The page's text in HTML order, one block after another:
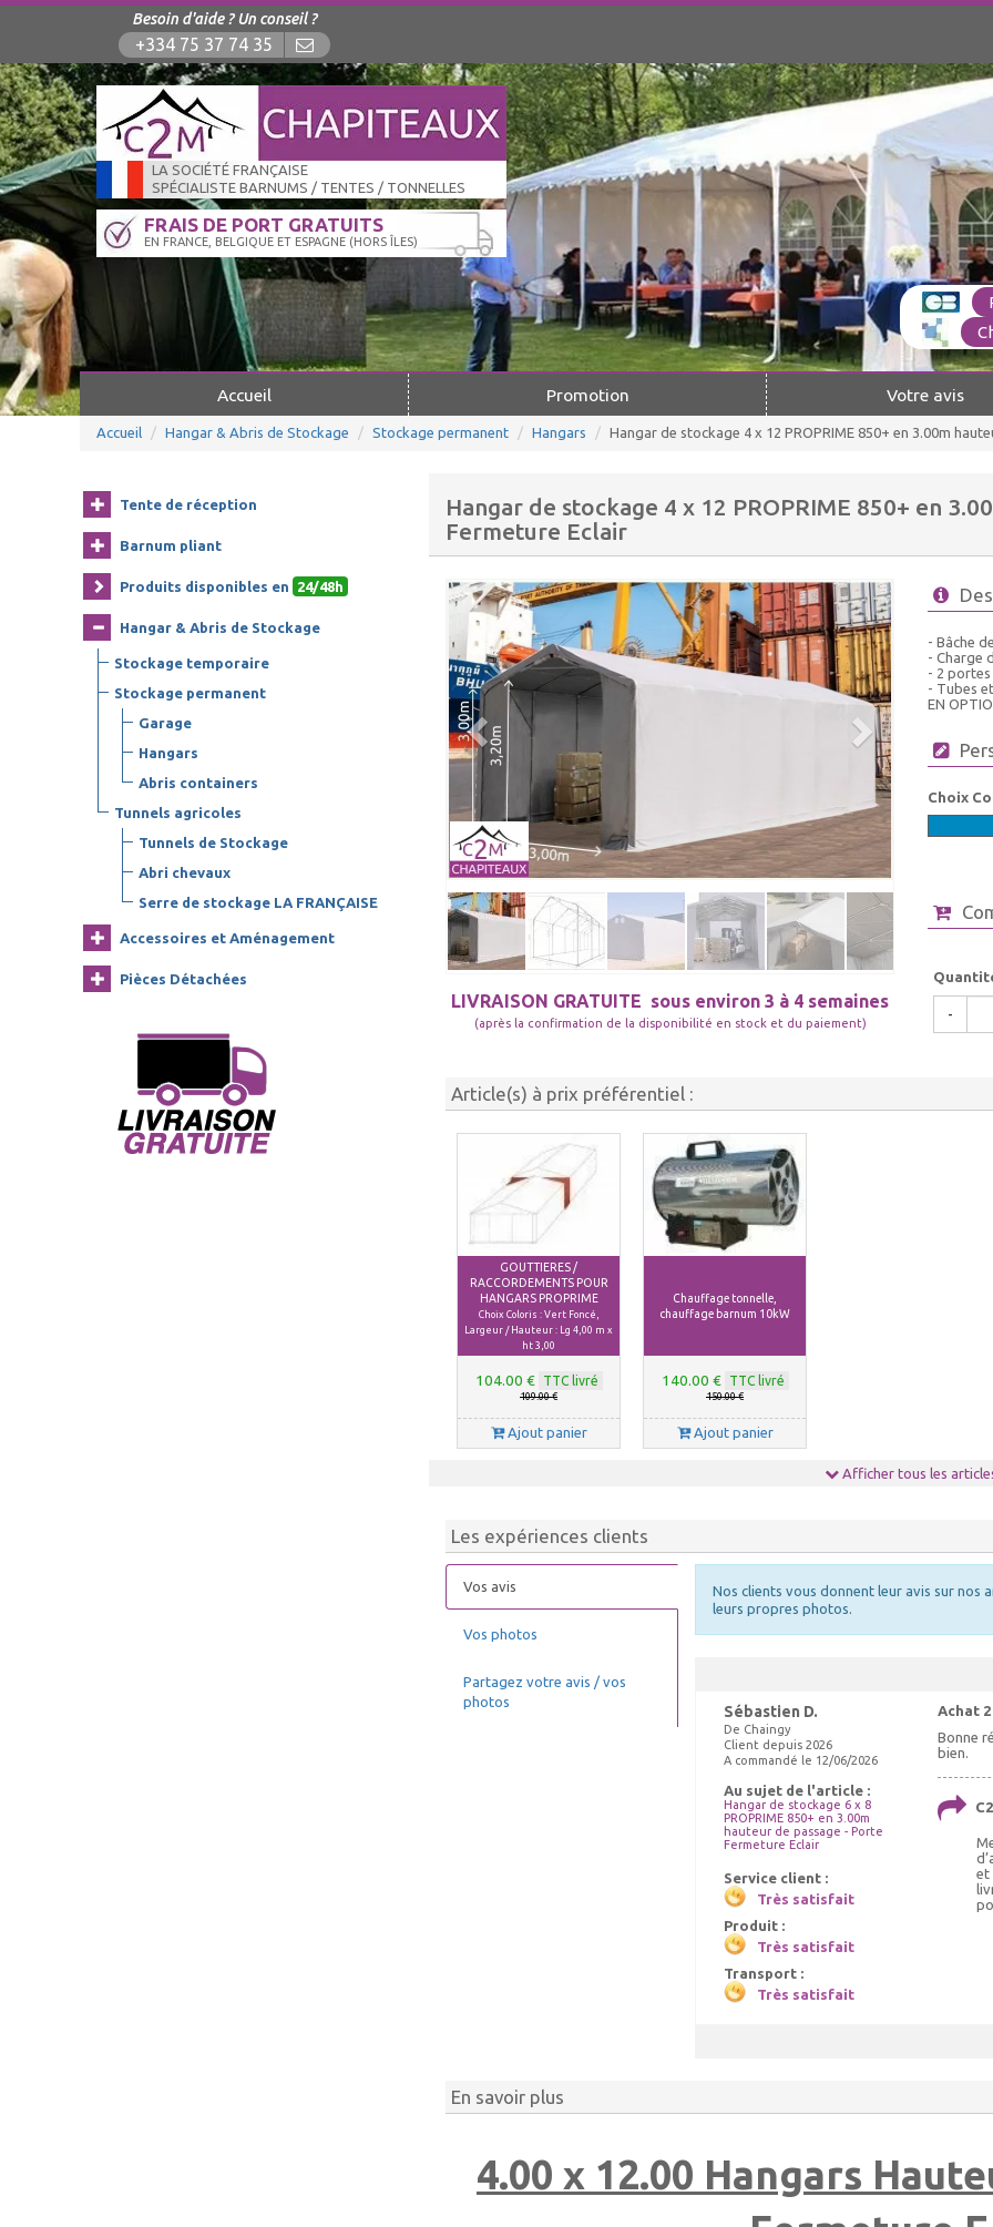
Besoin d'aide ? Un conseil ?
+334 75 37 74 35
LA SOCIÉTÉ FRANÇAISE
SPÉCIALISTE BARNUMS / TENTES / TONNELLES
FRAIS DE PORT GRATUITS
EN FRANCE, BELGIQUE ET ESPAGNE (HORS ÎLES)
Accueil Promotion Votre avis
Accueil Hangar & Abris de Stockage Stockage permanent Hangars Hangar de stockage 4 x 12 PROPRIME 850+ en 3.00m
Tente de réception
Barnum pliant
Produits disponibles en 24/48h
Hangar & Abris de Stockage
Stockage temporaire
Stockage permanent
Garage
Hangars
Abris containers
Tunnels agricoles
Tunnels de Stockage
Abri chevaux
Serre de stockage LA FRANÇAISE
Accessoires et Aménagement
Pièces Détachées
Hangar de stockage 4 x 12 PROPRIME 850+ en
Fermeture Eclair
LIVRAISON GRATUITE sous environ 3 à 4 semaines
(après la confirmation de la disponibilité en stock et du paiement)
- Bâche
- Charge
- 2
- Tubes
EN
Choix
-
Article(s) à prix préférentiel :
GOUTTIERES /
RACCORDEMENTS POUR
HANGARS PROPRIME
Choix Coloris : Vert Foncé,
Largeur / Hauteur : Lg 4,00 m x
ht 3,00
104.00 € TTC livré
109.00 €
Ajout panier
Chauffage tonnelle,
chauffage barnum 10kW
140.00 € TTC livré
150.00 €
Ajout panier
Afficher tous les
Les expériences clients
Vos avis
Vos photos
Partagez votre avis / vos
photos
Nos clients vous donnent leur avis sur
leurs propres photos.
Sébastien D.
De Chaingy
Client depuis 2026
A commandé le 12/06/2026
Au sujet de l'article :
Hangar de stockage 6 x 8
PROPRIME 850+ en 3.00m
hauteur de passage - Porte
Fermeture Eclair
Service client :
Très satisfait
Produit :
Très satisfait
Transport :
Très satisfait
Achat
Bonne
bien.
et
En savoir plus
4.00 x 12.00 Hangars